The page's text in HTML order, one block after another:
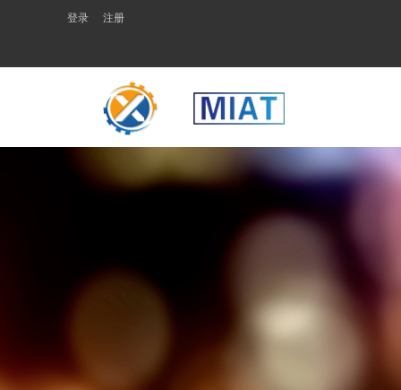
登录 注册